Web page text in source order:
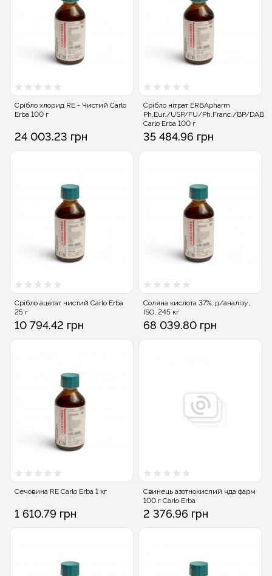
Срібло хлорид RE - Чистий Carlo
Erba 100 г
24 003.23 грн
Срібло нітрат ERBApharm
Ph.Eur./USP/FU/Ph.Franc./BP/DAB
Carlo Erba 100 г
35 484.96 грн
Срібло ацетат чистий Carlo Erba
25 г
10 794.42 грн
Соляна кислота 37%, д/аналізу,
ISO, 245 кг
68 039.80 грн
Сечовина RE Carlo Erba 1 кг
1 610.79 грн
Свинець азотнокислий чда фарм
100 г Carlo Erba
2 376.96 грн